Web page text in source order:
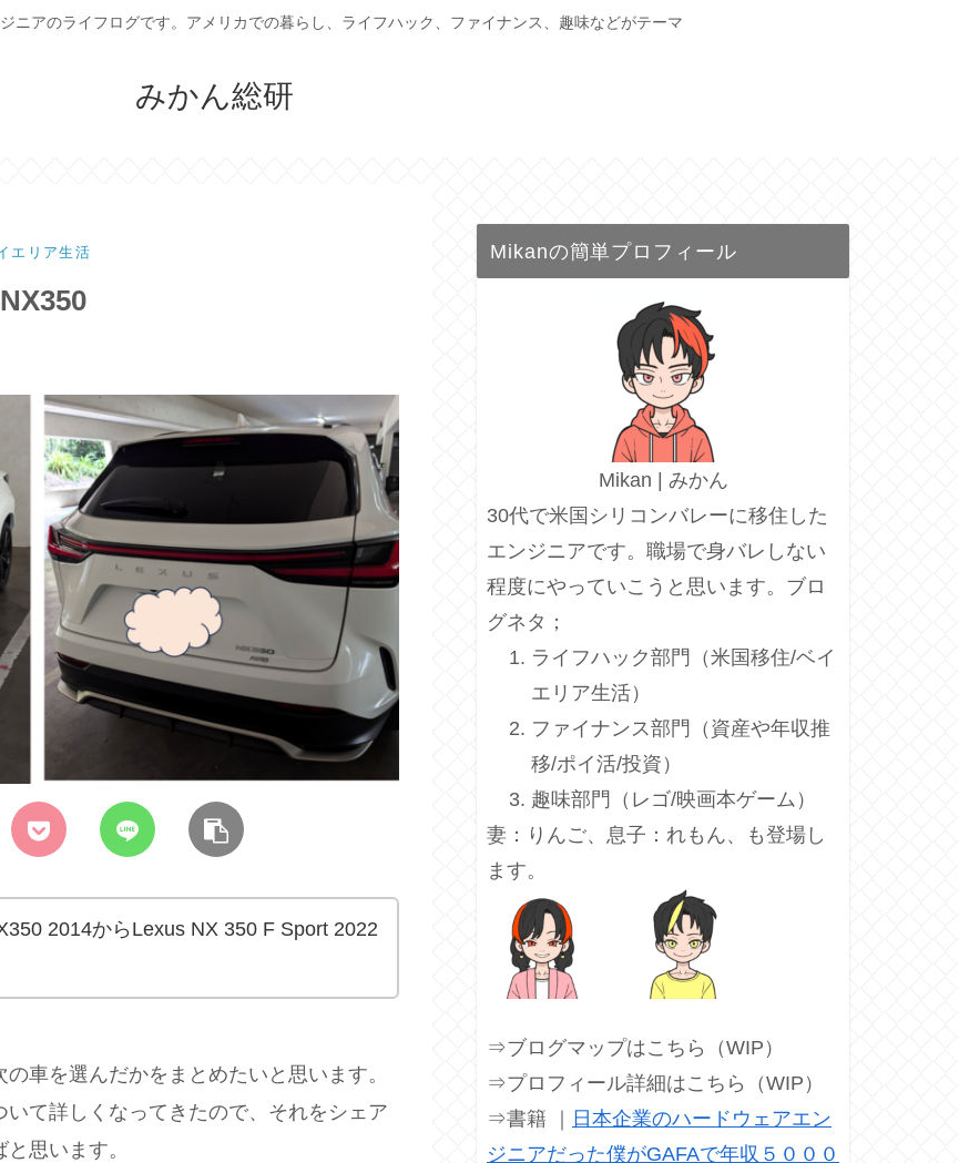
ニアのライフログです。アメリカでの暮らし、ライフハック、ファイナンス、趣味などがテーマ
みかん総研
エリア生活
2014からLexus NX 350 F Sport 2022
車を選んだかをまとめたいと思います。
て詳しくなってきたので、それをシェア
思います。
Mikanの簡単プロフィール
Mikan | みかん
30代で米国シリコンバレーに移住した
エンジニアです。職場で身バレしない
程度にやっていこうと思います。ブロ
グネタ；
ライフハック部門（米国移住/ベイ
エリア生活）
ファイナンス部門（資産や年収推
移/ポイ活/投資）
趣味部門（レゴ/映画本ゲーム）
妻：りんご、息子：れもん、も登場し
ます。
⇒ブログマップはこちら（WIP）
⇒プロフィール詳細はこちら（WIP）
⇒書籍 ｜ 日本企業のハードウェアエン
ジニアだった僕がGAFAで年収５０００